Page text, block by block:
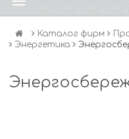
Каталог фирм
Энергетика